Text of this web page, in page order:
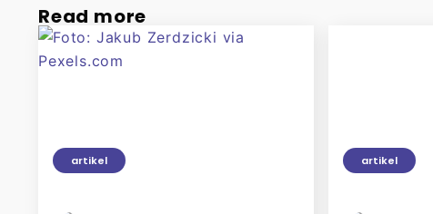
Read more
artikel artikel